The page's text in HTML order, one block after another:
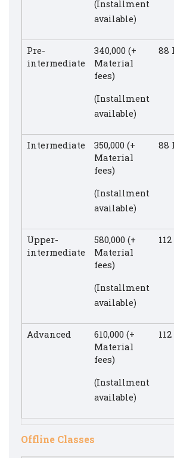
(Installment
available)
Pre-
intermediate
340,000 (+
Material
fees)
(Installment
available)
88
Intermediate
350,000 (+
Material
fees)
(Installment
available)
88
Upper-
intermediate
580,000 (+
Material
fees)
(Installment
available)
Advanced
610,000 (+
Material
fees)
(Installment
available)
Offline Classes